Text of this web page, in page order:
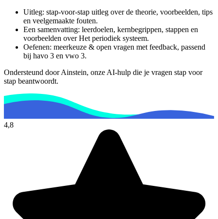
Uitleg: stap-voor-stap uitleg over de theorie, voorbeelden, tips
en veelgemaakte fouten.
Een samenvatting: leerdoelen, kernbegrippen, stappen en
voorbeelden overHet periodiek systeem.
Oefenen: meerkeuze & open vragen met feedback, passend
bij havo 3 en vwo 3.
Ondersteund door Ainstein, onze AI-hulp die je vragen stap voor
stap beantwoordt.
4,8